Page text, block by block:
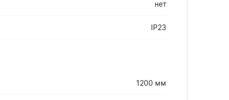
нет
IP23
1200 мм